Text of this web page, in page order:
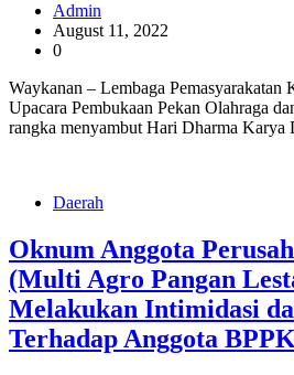
Admin
August 11, 2022
0
Waykanan – Lembaga
Upacara Pembukaan Pekan Olahraga
rangka menyambut Hari Dharma
Daerah
Oknum Anggota
(Multi Agro Pangan
Melakukan Intimidasi
Terhadap Anggota